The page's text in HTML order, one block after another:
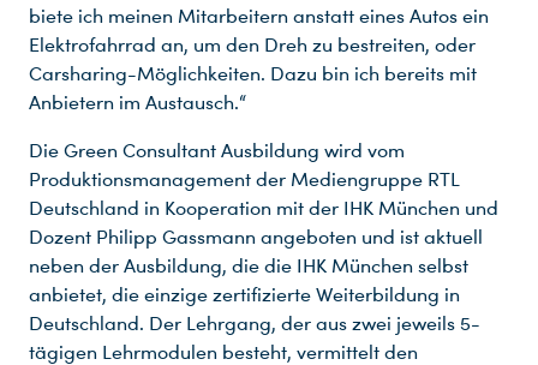
biete ich meinen Mitarbeitern anstatt eines Autos ein
Elektrofahrrad an, um den Dreh zu bestreiten, oder
Carsharing-Möglichkeiten. Dazu bin ich bereits mit
Anbietern im Austausch.“
Die Green Consultant Ausbildung wird vom
Produktionsmanagement der Mediengruppe RTL
Deutschland in Kooperation mit der IHK München und
Dozent Philipp Gassmann angeboten und ist aktuell
neben der Ausbildung, die die IHK München selbst
anbietet, die einzige zertifizierte Weiterbildung in
Deutschland. Der Lehrgang, der aus zwei jeweils 5-
tägigen Lehrmodulen besteht, vermittelt den